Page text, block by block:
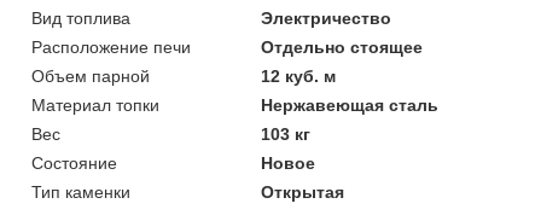
Вид топлива
Электричество
Расположение печи
Отдельно стоящее
Объем парной
12 куб. м
Материал топки
Нержавеющая сталь
Вес
103 кг
Состояние
Новое
Тип каменки
Открытая